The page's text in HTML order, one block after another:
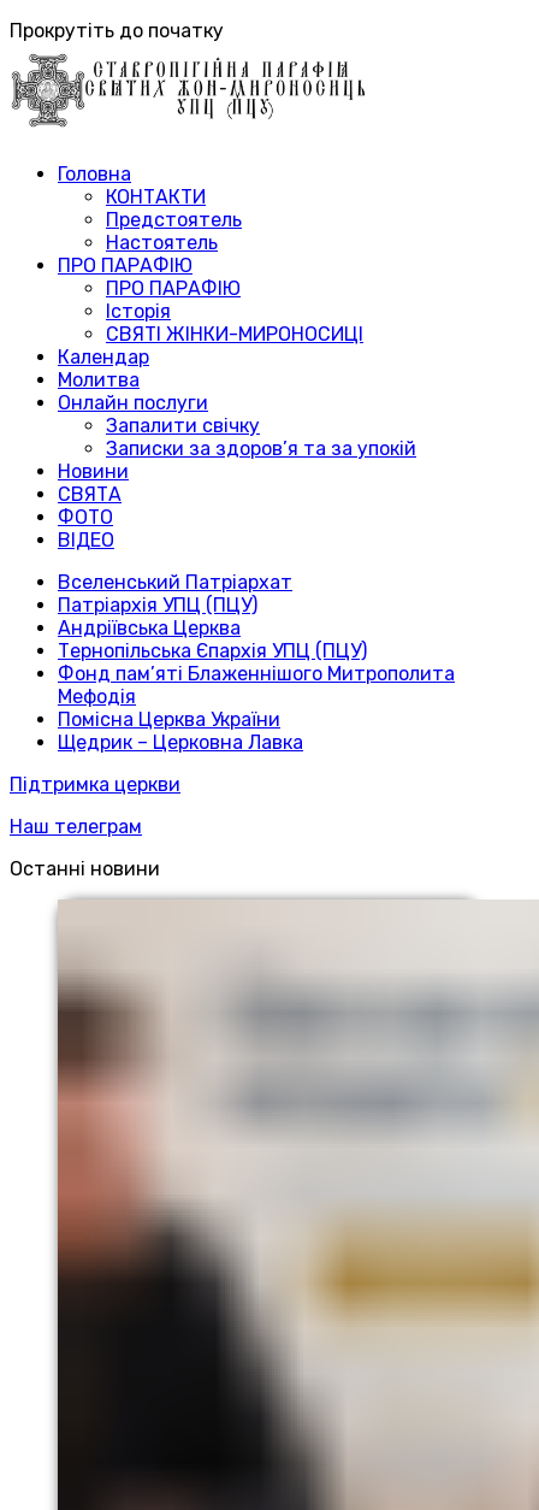
Прокрутіть до початку
Головна
КОНТАКТИ
Предстоятель
Настоятель
ПРО ПАРАФІЮ
ПРО ПАРАФІЮ
Історія
СВЯТІ ЖІНКИ-МИРОНОСИЦІ
Календар
Молитва
Онлайн послуги
Запалити свічку
Записки за здоров’я та за упокій
Новини
СВЯТА
ФОТО
ВІДЕО
Вселенський Патріархат
Патріархія УПЦ (ПЦУ)
Андріївська Церква
Тернопільська Єпархія УПЦ (ПЦУ)
Фонд пам’яті Блаженнішого Митрополита
Мефодія
Помісна Церква України
Щедрик – Церковна Лавка
Підтримка церкви
Наш телеграм
Останні новини